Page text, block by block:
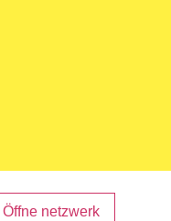
Öffne netzwerk